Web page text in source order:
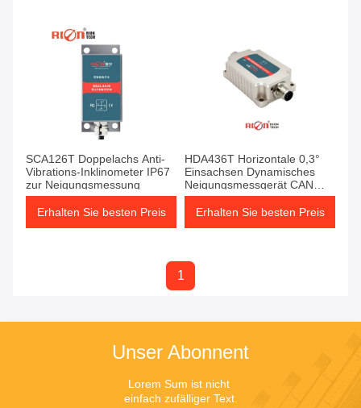
SCA126T Doppelachs Anti-
Vibrations-Inklinometer IP67
zur Neigungsmessung
Erhalten Sie besten Preis
HDA436T Horizontale 0,3°
Einsachsen Dynamisches
Neigungsmessgerät CAN
Bus
Erhalten Sie besten Preis
1
Unser Abonnent
Lorem Sum ist nicht
einfach zufälliger Text.